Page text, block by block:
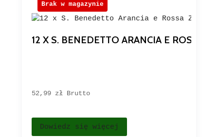
12 X S. BENEDETTO ARANCIA E ROSSA
52,99 zł Brutto
Dowiedz się więcej
Brak w magazynie